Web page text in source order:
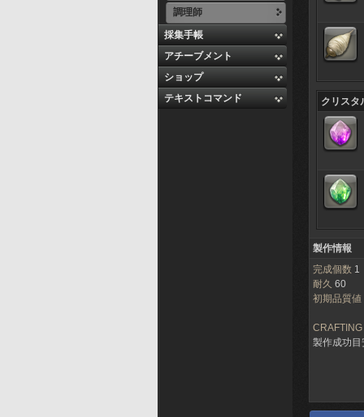
調理師
採集手帳
アチーブメント
ショップ
テキストコマンド
クリスタ
製作情報
完成個数 1
耐久 60
初期品質値
製作成功